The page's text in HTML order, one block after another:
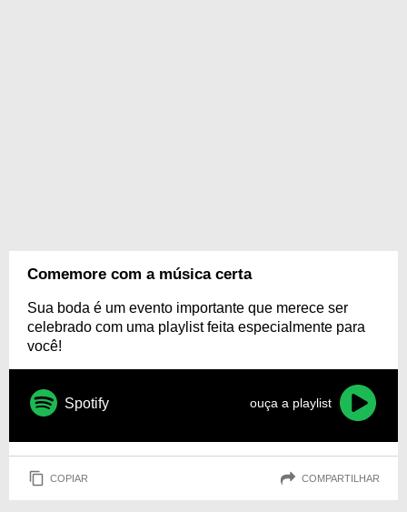
Comemore com a música certa
Sua boda é um evento importante que merece ser
celebrado com uma playlist feita especialmente para
você!
Spotify ouça a playlist
COPIAR COMPARTILHAR